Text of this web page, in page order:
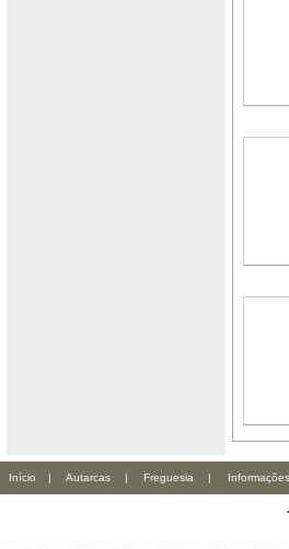
Início | Autarcas | Freguesia | Informações